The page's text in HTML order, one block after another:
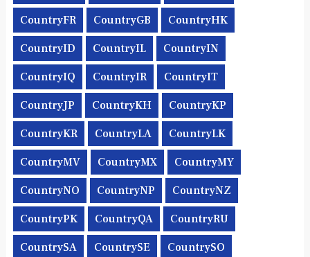
CountryFR CountryGB CountryHK
CountryID CountryIL CountryIN
CountryIQ CountryIR CountryIT
CountryJP CountryKH CountryKP
CountryKR CountryLA CountryLK
CountryMV CountryMX CountryMY
CountryNO CountryNP CountryNZ
CountryPK CountryQA CountryRU
CountrySA CountrySE CountrySO